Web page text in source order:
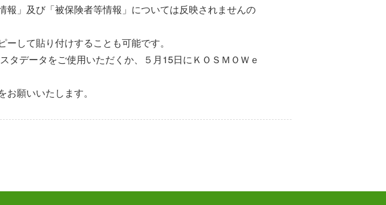
」及び「被保険者等情報」については反映されませんの
して貼り付けすることも可能です。
タデータをご使用いただくか、５月15日にＫＯＳＭＯＷｅ
願いいたします。